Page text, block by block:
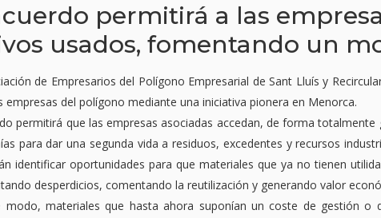
permitirá a las
usados, fomentando un
de Empresarios del Polígono Empresarial de Sant Lluís y
empresas del polígono mediante una iniciativa pionera en Menorca.
permitirá que las empresas asociadas accedan, de forma
para dar una segunda vida a residuos, excedentes y recursos
identificar oportunidades para que materiales que ya no tienen
desperdicios, comentando la reutilización y generando valor
modo, materiales que hasta ahora suponían un coste de gestión o